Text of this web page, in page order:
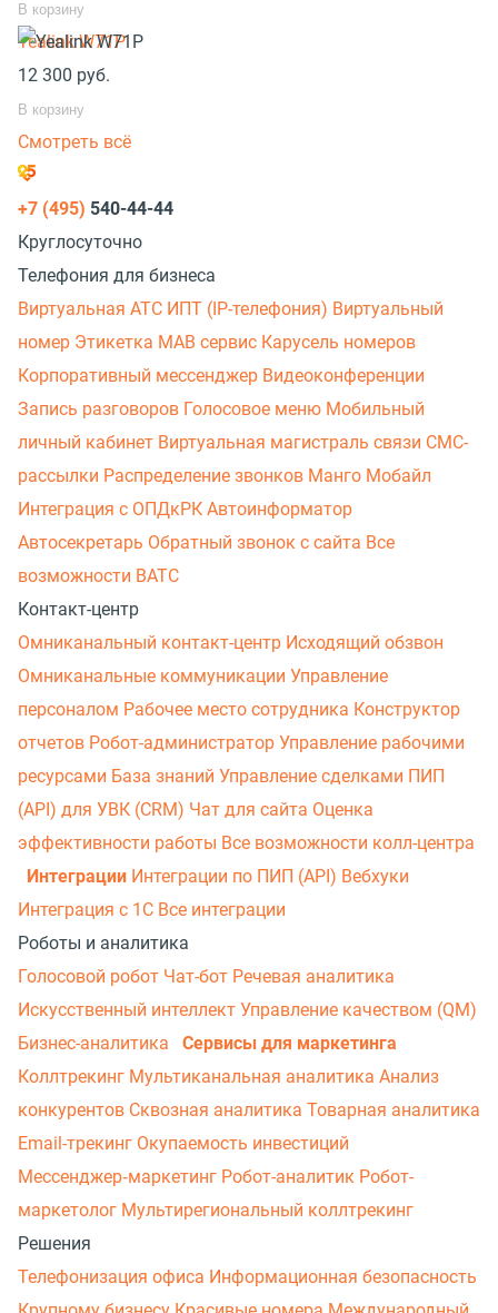
В корзину
Yealink W71P
12 300 руб.
В корзину
Смотреть всё
+7 (495) 540-44-44
Круглосуточно
Телефония для бизнеса
Виртуальная АТС ИПТ (IP-телефония) Виртуальный
номер Этикетка МАВ сервис Карусель номеров
Корпоративный мессенджер Видеоконференции
Запись разговоров Голосовое меню Мобильный
личный кабинет Виртуальная магистраль связи СМС-
рассылки Распределение звонков Манго Мобайл
Интеграция с ОПДкРК Автоинформатор
Автосекретарь Обратный звонок с сайта Все
возможности ВАТС
Контакт-центр
Омниканальный контакт-центр Исходящий обзвон
Омниканальные коммуникации Управление
персоналом Рабочее место сотрудника Конструктор
отчетов Робот-администратор Управление рабочими
ресурсами База знаний Управление сделками ПИП
(API) для УВК (CRM) Чат для сайта Оценка
эффективности работы Все возможности колл-центра
Интеграции Интеграции по ПИП (API) Вебхуки
Интеграция с 1С Все интеграции
Роботы и аналитика
Голосовой робот Чат-бот Речевая аналитика
Искусственный интеллект Управление качеством (QM)
Бизнес-аналитика
Сервисы для маркетинга
Коллтрекинг Мультиканальная аналитика Анализ
конкурентов Сквозная аналитика Товарная аналитика
Email-трекинг Окупаемость инвестиций
Мессенджер‑маркетинг Робот-аналитик Робот-
маркетолог Мультирегиональный коллтрекинг
Решения
Телефонизация офиса Информационная безопасность